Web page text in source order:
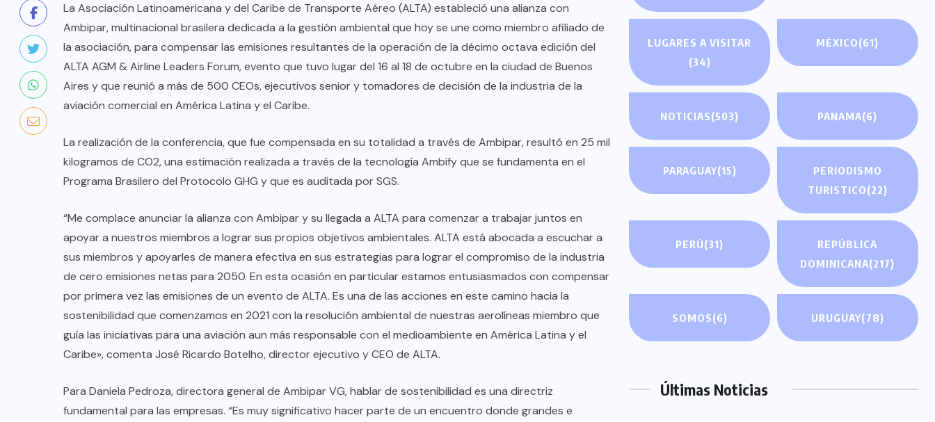
La Asociación Latinoamericana y del Caribe de Transporte Aéreo (ALTA) estableció una alianza con
Ambipar, multinacional brasilera dedicada a la gestión ambiental que hoy se une como miembro afiliado de
la asociación, para compensar las emisiones resultantes de la operación de la décimo octava edición del
ALTA AGM & Airline Leaders Forum, evento que tuvo lugar del 16 al 18 de octubre en la ciudad de Buenos
Aires y que reunió a más de 500 CEOs, ejecutivos senior y tomadores de decisión de la industria de la
aviación comercial en América Latina y el Caribe.
La realización de la conferencia, que fue compensada en su totalidad a través de Ambipar, resultó en 25 mil
kilogramos de CO2, una estimación realizada a través de la tecnología Ambify que se fundamenta en el
Programa Brasilero del Protocolo GHG y que es auditada por SGS.
“Me complace anunciar la alianza con Ambipar y su llegada a ALTA para comenzar a trabajar juntos en
apoyar a nuestros miembros a lograr sus propios objetivos ambientales. ALTA está abocada a escuchar a
sus miembros y apoyarles de manera efectiva en sus estrategias para lograr el compromiso de la industria
de cero emisiones netas para 2050. En esta ocasión en particular estamos entusiasmados con compensar
por primera vez las emisiones de un evento de ALTA. Es una de las acciones en este camino hacia la
sostenibilidad que comenzamos en 2021 con la resolución ambiental de nuestras aerolíneas miembro que
guía las iniciativas para una aviación aun más responsable con el medioambiente en América Latina y el
Caribe», comenta José Ricardo Botelho, director ejecutivo y CEO de ALTA.
Para Daniela Pedroza, directora general de Ambipar VG, hablar de sostenibilidad es una directriz
fundamental para las empresas. “Es muy significativo hacer parte de un encuentro donde grandes e
LUGARES A VISITAR
(34)
MÉXICO(61)
NOTICIAS(503) PANAMA(6)
PARAGUAY(15)
PERIODISMO
TURISTICO(22)
PERÚ(31)
REPÚBLICA
DOMINICANA(217)
SOMOS(6) URUGUAY(78)
Últimas Noticias